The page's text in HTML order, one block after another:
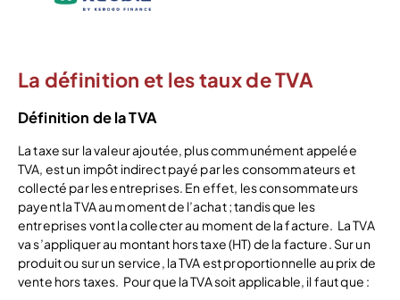
La définition et les taux de TVA
Définition de la TVA
La taxe sur la valeur ajoutée, plus communément appelée
TVA, est un impôt indirect payé par les consommateurs et
collecté par les entreprises. En effet, les consommateurs
payent la TVA au moment de l’achat ; tandis que les
entreprises vont la collecter au moment de la facture. La TVA
va s’appliquer au montant hors taxe (HT) de la facture. Sur un
produit ou sur un service, la TVA est proportionnelle au prix de
vente hors taxes. Pour que la TVA soit applicable, il faut que :